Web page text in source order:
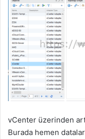
vCenter üzerinden
Burada hemen